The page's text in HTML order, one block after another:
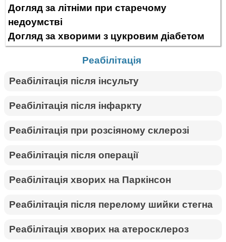
Догляд за літніми при старечому
недоумстві
Догляд за хворими з цукровим діабетом
Реабілітація
Реабілітація після інсульту
Реабілітація після інфаркту
Реабілітація при розсіяному склерозі
Реабілітація після операції
Реабілітація хворих на Паркінсон
Реабілітація після перелому шийки стегна
Реабілітація хворих на атеросклероз